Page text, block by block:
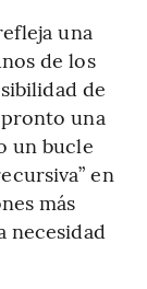
una
de los
de
una
un bucle
en
más
necesidad